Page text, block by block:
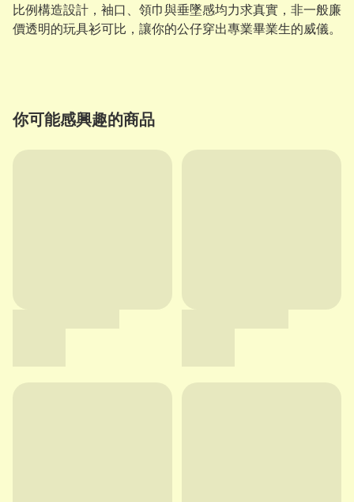
比例構造設計，袖口、領巾與垂墜感均力求真實，非一般廉
價透明的玩具衫可比，讓你的公仔穿出專業畢業生的威儀。
你可能感興趣的商品